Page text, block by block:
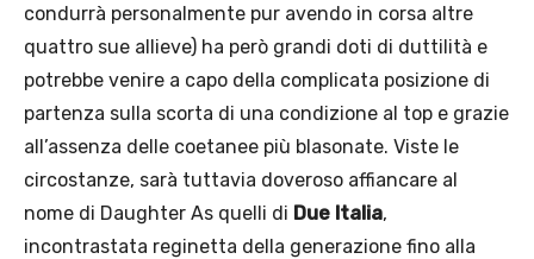
condurrà personalmente pur avendo in corsa altre
quattro sue allieve) ha però grandi doti di duttilità e
potrebbe venire a capo della complicata posizione di
partenza sulla scorta di una condizione al top e grazie
all’assenza delle coetanee più blasonate. Viste le
circostanze, sarà tuttavia doveroso affiancare al
nome di Daughter As quelli di Due Italia,
incontrastata reginetta della generazione fino alla